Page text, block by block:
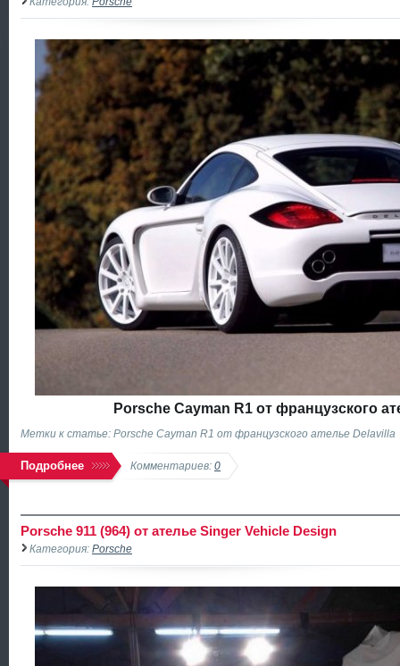
Porsche Cayman R1 от французского
Метки к статье: Porsche Cayman R1 от французского ателье Delavilla
Подробнее Комментариев: 0
Porsche 911 (964) от ателье Singer Vehicle Design
Категория: Porsche